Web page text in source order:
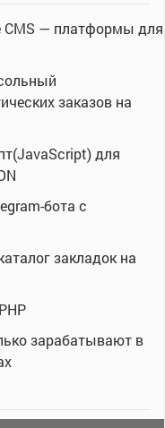
CMS — платформы для
заказов на
для
бота с
закладок на
зарабатывают в